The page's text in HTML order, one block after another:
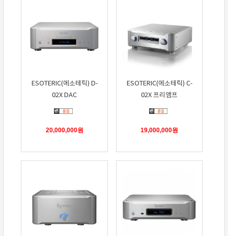
ESOTERIC(에소테릭) D-
02X DAC
20,000,000원
ESOTERIC(에소테릭) C-
02X 프리앰프
19,000,000원